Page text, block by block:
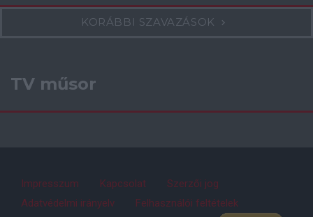
KORÁBBI SZAVAZÁSOK
TV műsor
Impresszum Kapcsolat
Szerzői jog
Adatvédelmi irányelv
Felhasználói feltételek